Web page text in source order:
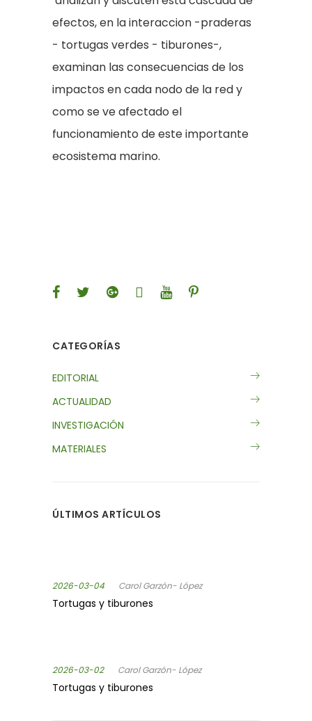
efectos, en la interaccion -praderas
- tortugas verdes - tiburones-,
examinan las consecuencias de los
impactos en cada nodo de la red y
como se ve afectado el
funcionamiento de este importante
ecosistema marino.
CATEGORÍAS
EDITORIAL
ACTUALIDAD
INVESTIGACIÓN
MATERIALES
ÚLTIMOS ARTÍCULOS
2026-03-04 Carol Garzón- López
Tortugas y tiburones
2026-03-02 Carol Garzón- López
Tortugas y tiburones